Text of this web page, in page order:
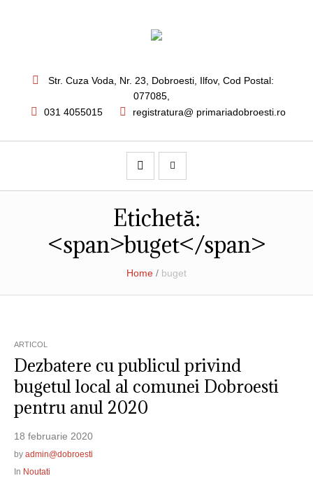
Str. Cuza Voda, Nr. 23 Dobroesti, Ilfov, Cod Postal:
077085,
031 4055015
registratura@ primariadobroesti.ro
Etichetă:
<span>buget</span>
Home / buget
ARTICOL
Dezbatere cu publicul privind
bugetul local al comunei Dobroesti
pentru anul 2020
18 februarie 2020
by admin@dobroesti
In Noutati